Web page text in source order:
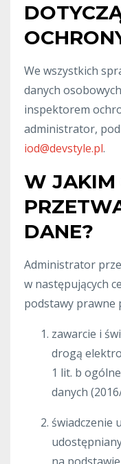
We wszystkich
danych
inspektorem
administrator,
iod@devstyle.pl.
W JAKIM
DANE?
Administrator
w następujących
podstawy prawne
zawarcie i
drogą
1 lit. b
danych
świadczenie